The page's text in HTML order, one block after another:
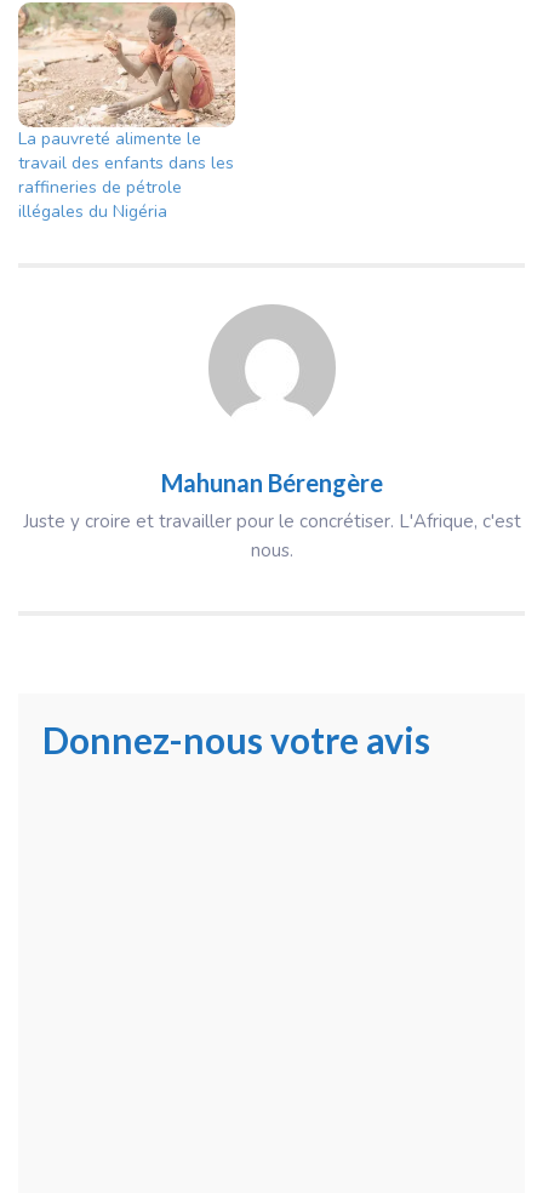
La pauvreté alimente le
travail des enfants dans les
raffineries de pétrole
illégales du Nigéria
Mahunan Bérengère
Juste y croire et travailler pour le concrétiser. L'Afrique, c'est
nous.
Donnez-nous votre avis